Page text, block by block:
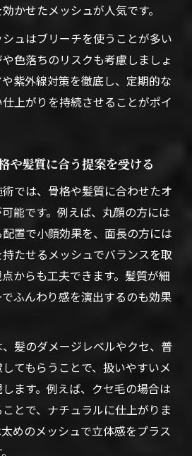
かせたメッシュが人気です。
ュはブリーチを使うことが多い
色落ちのリスクも考慮しましょ
紫外線対策を徹底し、定期的な
上がりを持続させることがポイ
や髪質に合う提案を受ける
では、骨格や髪質に合わせたオ
能です。例えば、丸顔の方には
置で小顔効果を、面長の方には
たせるメッシュでバランスを取
からも工夫できます。髪質が細
ふんわり感を演出するのも効果
髪のダメージレベルやクセ、普
てもらうことで、扱いやすいメ
ます。例えば、クセ毛の場合は
とで、ナチュラルに仕上がりま
めのメッシュで立体感をプラス